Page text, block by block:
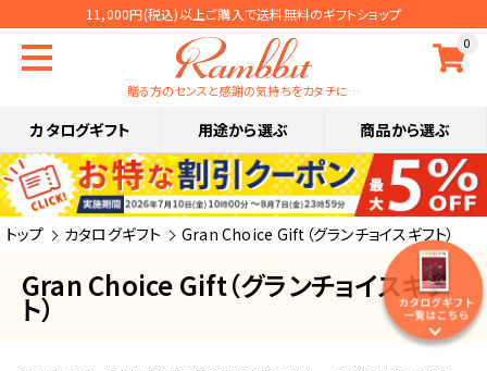
11,000円(税込)以上ご購入で送料無料のギフトショップ
0
贈る方のセンスと感謝の気持ちをカタチに…
カタログギフト 用途から選ぶ 商品から選ぶ
トップ カタログギフト Gran Choice Gift（グランチョイスギフト）
Gran Choice Gift（グランチョイスギフ
ト）